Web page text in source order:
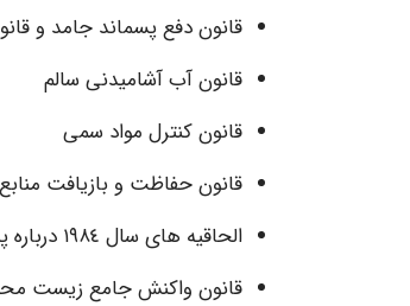
قانون دفع پسماند جامد و
قانون آب آشامیدنی سالم
قانون کنترل مواد سمی
قانون حفاظت و بازیافت منابع
الحاقیه های سال ١٩٨٤ درباره پسماندهای خطرناک و جامد
قانون واكنش جامع زیست